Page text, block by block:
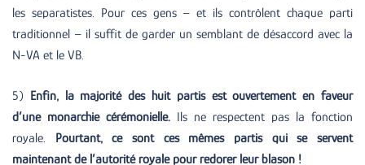
les separatistes. Pour ces gens – et ils contrôlent chaque parti
traditionnel – il suffit de garder un semblant de désaccord avec la
N-VA et le VB.
5) Enfin, la majorité des huit partis est ouvertement en faveur
d’une monarchie cérémonielle. Ils ne respectent pas la fonction
royale. Pourtant, ce sont ces mêmes partis qui se servent
maintenant de l’autorité royale pour redorer leur blason !